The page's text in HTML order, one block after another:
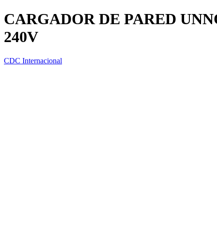
CARGADOR DE PARED
240V
CDC Internacional